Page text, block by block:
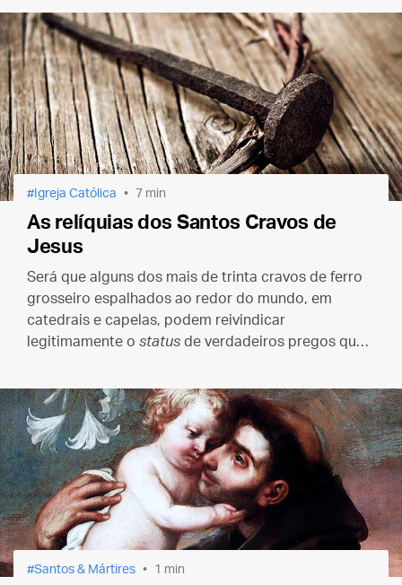
Igreja Católica 7 min
As relíquias dos Santos Cravos de
Jesus
Será que alguns dos mais de trinta cravos de ferro
grosseiro espalhados ao redor do mundo, em
catedrais e capelas, podem reivindicar
legitimamente o status de verdadeiros pregos que
Santos & Mártires 1 min